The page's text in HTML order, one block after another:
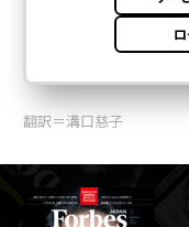
翻訳＝溝口慈子